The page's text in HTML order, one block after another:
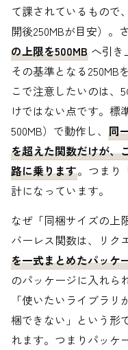
て課されているもので
開後250MBが目安）。
の上限を500MB へ引き
その基準となる250MBを
こで注意したいのは、
けではない点です。標
500MB）で動作し、 同
を超えた関数だけが、
路に乗ります。つまり
計になっています。
なぜ「同梱サイズの上
バーレス関数は、リク
を一式まとめたパッケ
のパッケージに入れら
「使いたいライブラ
梱できない」という形で
れます。つまりパッケ